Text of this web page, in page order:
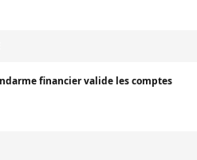
financier valide les comptes